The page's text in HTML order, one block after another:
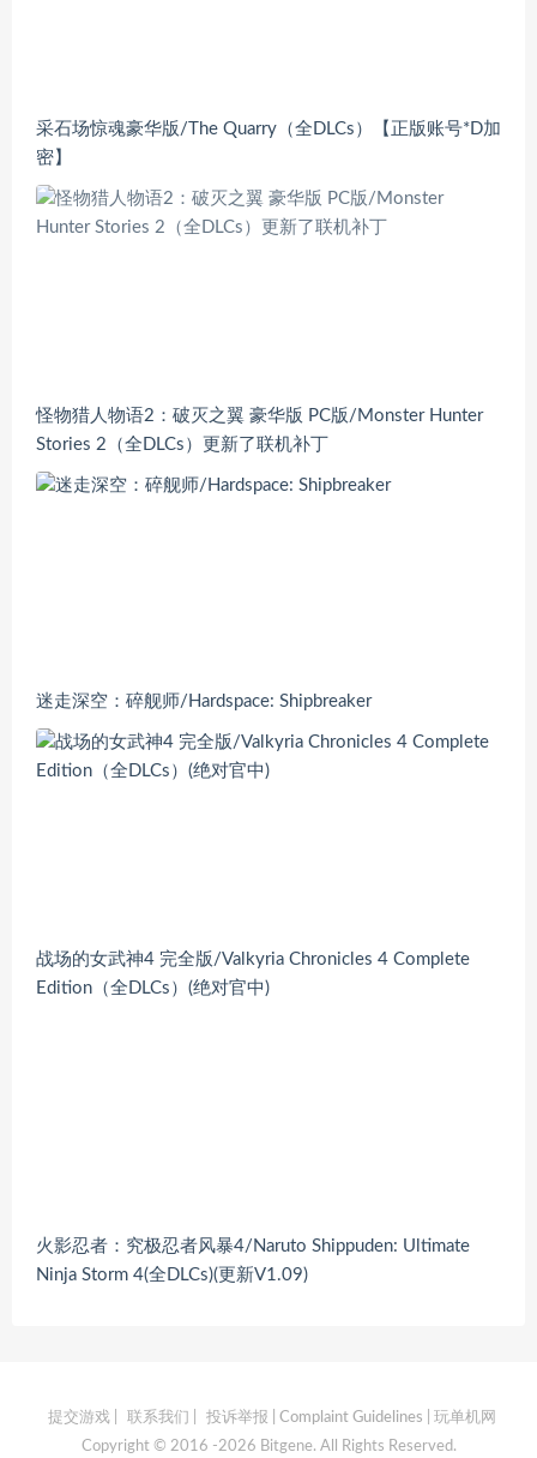
采石场惊魂豪华版/The Quarry（全DLCs）【正版账号*D加
密】
怪物猎人物语2：破灭之翼 豪华版 PC版/Monster Hunter
Stories 2（全DLCs）更新了联机补丁
迷走深空：碎舰师/Hardspace: Shipbreaker
战场的女武神4 完全版/Valkyria Chronicles 4 Complete
Edition（全DLCs）(绝对官中)
火影忍者：究极忍者风暴4/Naruto Shippuden: Ultimate
Ninja Storm 4(全DLCs)(更新V1.09)
提交游戏| 联系我们 投诉举报 | Complaint Guidelines | 玩单机网
Copyright © 2016 -2026 Bitgene. All Rights Reserved.